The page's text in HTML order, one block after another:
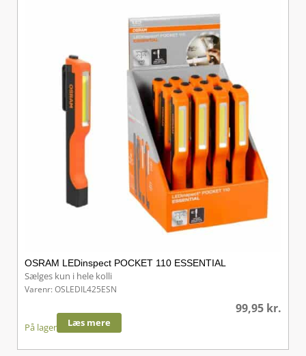
OSRAM LEDinspect POCKET 110 ESSENTIAL
Sælges kun i hele kolli
Varenr: OSLEDIL425ESN
99,95 kr.
På lager Læs mere